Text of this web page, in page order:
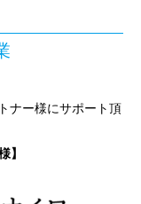
ナー様にサポート頂
】